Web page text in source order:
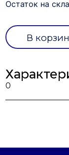
Остаток на
В
0